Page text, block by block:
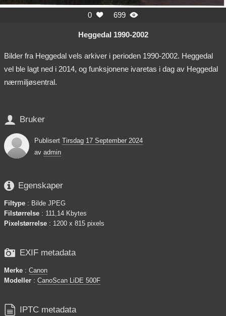
0  699 
Heggedal 1990-2002
Bilder fra Heggedal vels arkiver i perioden 1990-2002. Heggedal
vel ble lagt ned i 2014, og funksjonene ivaretas i dag av Heggedal
nærmiljøsentral.
 Bruker
Publisert Tirsdag 17 September 2024
av admin
 Egenskaper
Filtype : Bilde JPEG
Filstørrelse : 111,14 Kbytes
Pixelstørrelse : 1200 x 815 pixels
 EXIF metadata
Merke : Canon
Modeller : CanoScan LiDE 500F
 IPTC metadata